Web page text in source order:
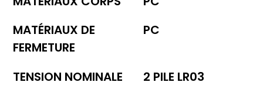
MATÉRIAUX DE
FERMETURE
PC
TENSION NOMINALE
2 PILE LR03